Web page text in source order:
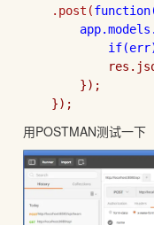
    .post(
function
        });
用POSTMAN测试一下